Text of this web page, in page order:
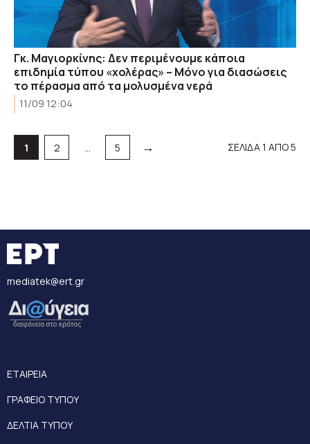
Γκ. Μαγιορκίνης: Δεν περιμένουμε κάποια
επιδημία τύπου «χολέρας» – Μόνο για διασώσεις
το πέρασμα από τα μολυσμένα νερά
11/09 12:04
Σελίδα
1 Σελίδα
2 … Σελίδα
5 → ΣΕΛΙΔΑ 1 ΑΠΟ 5
mediatek@ert.gr
ΕΤΑΙΡΕΙΑ
ΓΡΑΦΕΙΟ ΤΥΠΟΥ
ΔΕΛΤΙΑ ΤΥΠΟΥ